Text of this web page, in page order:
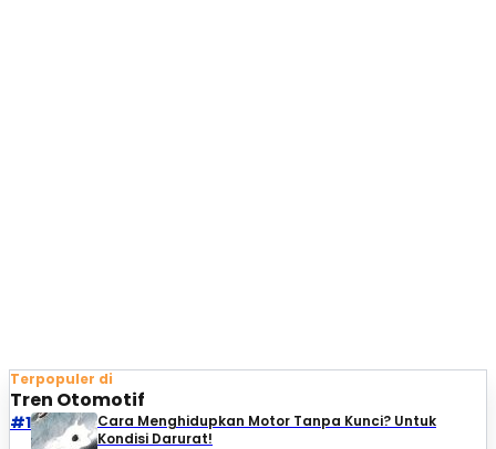
Terpopuler di
Tren Otomotif
#1
Cara Menghidupkan Motor Tanpa Kunci? Untuk
Kondisi Darurat!